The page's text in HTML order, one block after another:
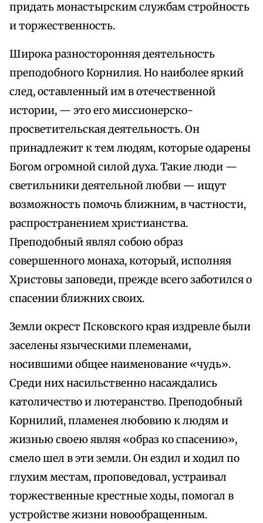
придать монастырским службам стройность
и торжественность.
Широка разносторонняя деятельность
преподобного Корнилия. Но наиболее яркий
след, оставленный им в отечественной
истории, — это его миссионерско-
просветительская деятельность. Он
принадлежит к тем людям, которые одарены
Богом огромной силой духа. Такие люди —
светильники деятельной любви — ищут
возможность помочь ближним, в частности,
распространением христианства.
Преподобный являл собою образ
совершенного монаха, который, исполняя
Христовы заповеди, прежде всего заботился о
спасении ближних своих.
Земли окрест Псковского края издревле были
заселены языческими племенами,
носившими общее наименование «чудь».
Среди них насильственно насаждались
католичество и лютеранство. Преподобный
Корнилий, пламенея любовию к людям и
жизнью своею являя «образ ко спасению»,
смело шел в эти земли. Он ездил и ходил по
глухим местам, проповедовал, устраивал
торжественные крестные ходы, помогал в
устройстве жизни новообращенным.